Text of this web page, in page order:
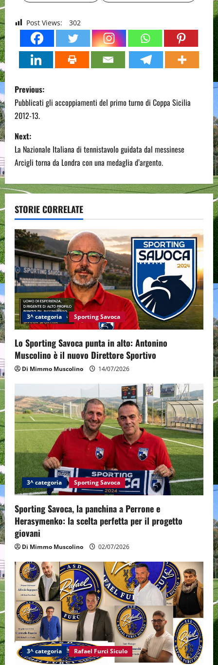
Post Views: 302
P
o
s
t
n
a
v
i
g
a
t
i
o
n
Previous:
Pubblicati gli accoppiamenti del primo turno di Coppa Sicilia
2012-13.
Next:
La Nazionale Italiana di tennistavolo guidata dal messinese
Arcigli torna da Londra con una medaglia d’argento.
STORIE CORRELATE
3^ categoria Sporting Savoca
Lo Sporting Savoca punta in alto: Antonino
Muscolino è il nuovo Direttore Sportivo
Di Mimmo Muscolino 14/07/2026
3^ categoria Sporting Savoca
Sporting Savoca, la panchina a Perrone e
Herasymenko: la scelta perfetta per il progetto
giovani
Di Mimmo Muscolino 02/07/2026
3^ categoria Rafael Furci Siculo